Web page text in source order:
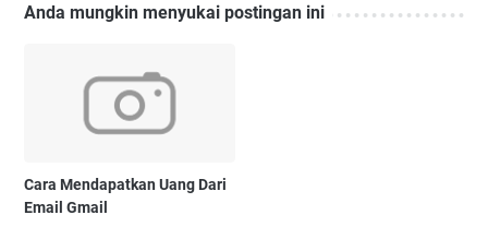
Anda mungkin menyukai postingan ini
Cara Mendapatkan Uang Dari
Email Gmail